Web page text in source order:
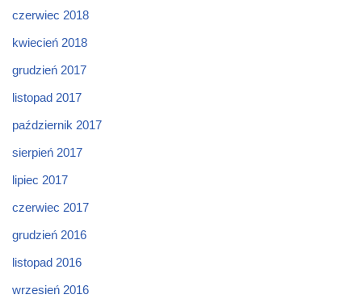
czerwiec 2018
kwiecień 2018
grudzień 2017
listopad 2017
październik 2017
sierpień 2017
lipiec 2017
czerwiec 2017
grudzień 2016
listopad 2016
wrzesień 2016